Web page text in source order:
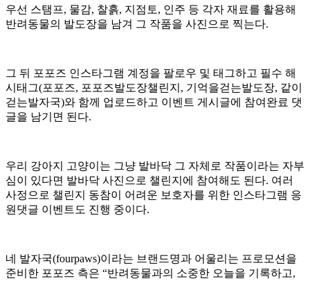
우선 스탬프, 물감, 찰흙, 지점토, 인주 등 각자 재료를 활용해
반려동물의 발도장을 남겨 그 작품을 사진으로 찍는다.
그 뒤 포포즈 인스타그램 계정을 팔로우 및 태그하고 필수 해
시태그(포포즈, 포포즈발도장챌린지, 기억을걷는발도장, 같이
걷는발자국)와 함께 업로드하고 이벤트 게시글에 참여완료 댓
글을 남기면 된다.
우리 강아지 고양이는 그냥 발바닥 그 자체로 작품이라는 자부
심이 있다면 발바닥 사진으로 챌린지에 참여해도 된다. 여러
사정으로 챌린지 동참이 어려운 보호자를 위한 인스타그램 응
원댓글 이벤트도 진행 중이다.
네 발자국(fourpaws)이라는 브랜드명과 어울리는 프로모션을
준비한 포포즈 측은 “반려동물과의 소중한 오늘을 기록하고,